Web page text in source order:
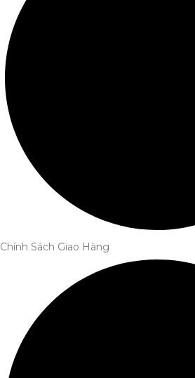
Chính Sách Giao Hàng